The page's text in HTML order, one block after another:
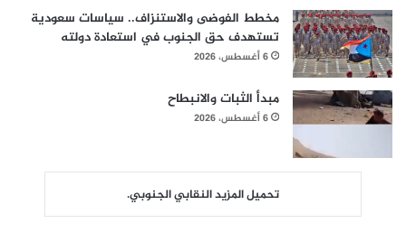
مخطط الفوضى والاستنزاف.. سياسات سعودية
تستهدف حق الجنوب في استعادة دولته
6 أغسطس، 2026
مبدأ الثبات والانبطاح
6 أغسطس، 2026
تحميل المزيد النقابي الجنوبي.